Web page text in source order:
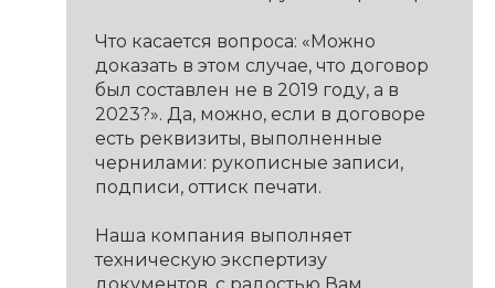
Что касается вопроса: «Можно
доказать в этом случае, что договор
был составлен не в 2019 году, а в
2023?». Да, можно, если в договоре
есть реквизиты, выполненные
чернилами: рукописные записи,
подписи, оттиск печати.
Наша компания выполняет
техническую экспертизу